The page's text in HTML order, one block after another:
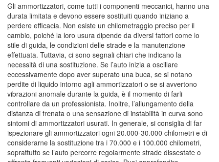
Gli ammortizzatori, come tutti i componenti meccanici, hanno una
durata limitata e devono essere sostituiti quando iniziano a
perdere efficacia. Non esiste un chilometraggio preciso per il
cambio, poiché la loro usura dipende da diversi fattori come lo
stile di guida, le condizioni delle strade e la manutenzione
effettuata. Tuttavia, ci sono segnali chiari che indicano la
necessità di una sostituzione. Se l’auto inizia a oscillare
eccessivamente dopo aver superato una buca, se si notano
perdite di liquido intorno agli ammortizzatori o se si avvertono
vibrazioni anomale durante la guida, è il momento di farli
controllare da un professionista. Inoltre, l’allungamento della
distanza di frenata o una sensazione di instabilità in curva sono
sintomi di ammortizzatori usurati. In generale, si consiglia di far
ispezionare gli ammortizzatori ogni 20.000-30.000 chilometri e di
considerarne la sostituzione tra i 70.000 e i 100.000 chilometri,
soprattutto se l’auto percorre regolarmente strade dissestate o